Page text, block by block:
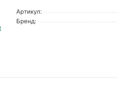
Артикул:
Бренд: